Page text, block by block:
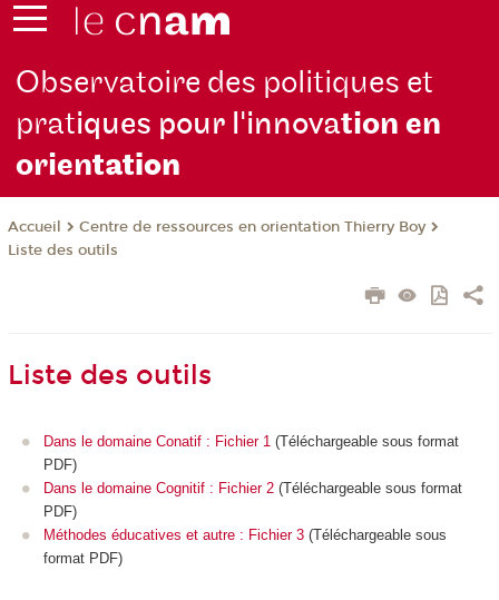
Observatoire des politiques et
pratiques pour l'innovation en
orientation
Accueil
Centre de ressources en orientation Thierry Boy
Liste des outils
Liste des outils
Dans le domaine Conatif : Fichier 1 (Téléchargeable sous format
PDF)
Dans le domaine Cognitif : Fichier 2 (Téléchargeable sous format
PDF)
Méthodes éducatives et autre : Fichier 3 (Téléchargeable sous
format PDF)